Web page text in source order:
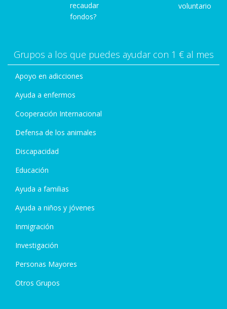
recaudar
fondos?
voluntario
Grupos a los que puedes ayudar con 1 € al mes
Apoyo en adicciones
Ayuda a enfermos
Cooperación Internacional
Defensa de los animales
Discapacidad
Educación
Ayuda a familias
Ayuda a niños y jóvenes
Inmigración
Investigación
Personas Mayores
Otros Grupos